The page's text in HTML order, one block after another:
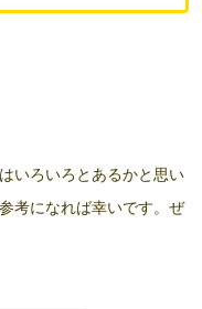
いろいろとあるかと思い
考になれば幸いです。ぜ